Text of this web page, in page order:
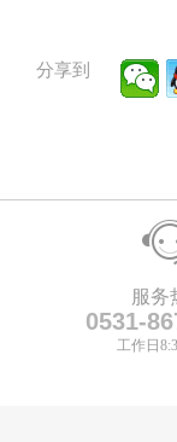
分享到
服务
0531-
工作日